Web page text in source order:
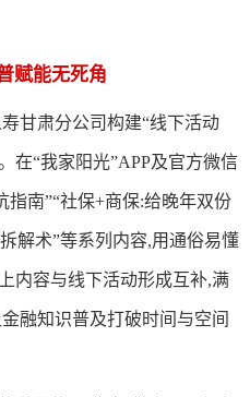
赋能无死角
甘肃分公司构建“线下活动
在“我家阳光”APP及官方微信
指南”“社保+商保:给晚年双份
解术”等系列内容,用通俗易懂
内容与线下活动形成互补,满
融知识普及打破时间与空间